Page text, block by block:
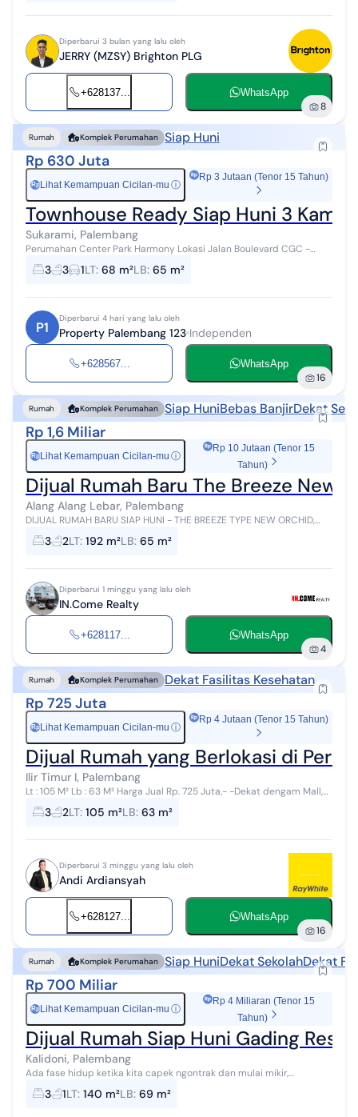
Diperbarui 3 bulan yang lalu oleh
JERRY (MZSY) Brighton PLG
+628137... WhatsApp
8
Rumah Komplek Perumahan Siap Huni
Rp 630 Juta
Rp Lihat Kemampuan Cicilan-mu ⓘ
Rp 3 Jutaan (Tenor 15 Tahun)
Townhouse Ready Siap Huni 3
Sukarami, Palembang
Perumahan Center Park Harmony Lokasi Jalan Boulevard CGC -
Citra Grand City ✅ Tipe 68/65 Harga 630 jt, potongan upto 45 jt. 3
Kamar Tidur : 3 K...
3 3 1LT: 68 m²LB: 65 m²
P1
Diperbarui 4 hari yang lalu oleh
Property Palembang 123 Independen
+628567... WhatsApp
16
Rumah Komplek Perumahan Siap HuniBebas BanjirDekat
Rp 1,6 Miliar
Rp Lihat Kemampuan Cicilan-mu ⓘ
Rp 10 Jutaan (Tenor 15
Tahun)
Dijual Rumah Baru The Breeze New
Alang Alang Lebar, Palembang
DIJUAL RUMAH BARU SIAP HUNI - THE BREEZE TYPE NEW ORCHID,
CITRAGRAND CITY PALEMBANG Beli rumah Rp 1,6 Miliar, yang dicari
bukan cuma bangunannya. ...
3 2LT: 192 m²LB: 65 m²
Diperbarui 1 minggu yang lalu oleh
IN.Come Realty
+628117... WhatsApp
4
Rumah Komplek Perumahan Dekat Fasilitas Kesehatan
Rp 725 Juta
Rp Lihat Kemampuan Cicilan-mu ⓘ
Rp 4 Jutaan (Tenor 15 Tahun)
Dijual Rumah yang Berlokasi di
Ilir Timur I, Palembang
Lt : 105 M² Lb : 63 M² Harga Jual Rp. 725 Juta,- -Dekat dengam Mall,
Rumah Sakit dan sekolah Untuk info lebih lanjut silahkan hubungi
nomor d...
3 2LT: 105 m²LB: 63 m²
Diperbarui 3 minggu yang lalu oleh
Andi Ardiansyah
+628127... WhatsApp
16
Rumah Komplek Perumahan Siap HuniDekat SekolahDekat
Rp 700 Miliar
Rp Lihat Kemampuan Cicilan-mu ⓘ
Rp 4 Miliaran (Tenor 15
Tahun)
Dijual Rumah Siap Huni Gading
Kalidoni, Palembang
Ada fase hidup ketika kita capek ngontrak dan mulai mikir,
"kayaknya sudah waktunya punya rumah sendiri. Bukan yang
mewah berlebihan. Yang penting ...
3 1LT: 140 m²LB: 69 m²